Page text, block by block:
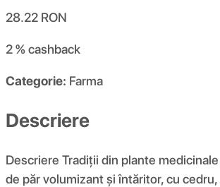
28.22 RON
2 %cashback
Categorie: Farma
Descriere
Descriere Tradiții din plante
de păr volumizant și întăritor, cu